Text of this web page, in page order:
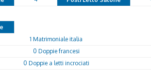
1 Matrimoniale italia
0 Doppie francesi
0 Doppie a letti incrociati